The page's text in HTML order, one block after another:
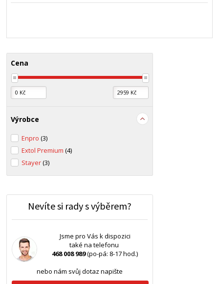
Cena
Výrobce
Enpro(3)
Extol Premium(4)
Stayer(3)
Nevíte si rady s výběrem?
Jsme pro Vás k dispozici
také na telefonu
468 008 989(po-pá: 8-17 hod.)
nebo nám svůj dotaz napište